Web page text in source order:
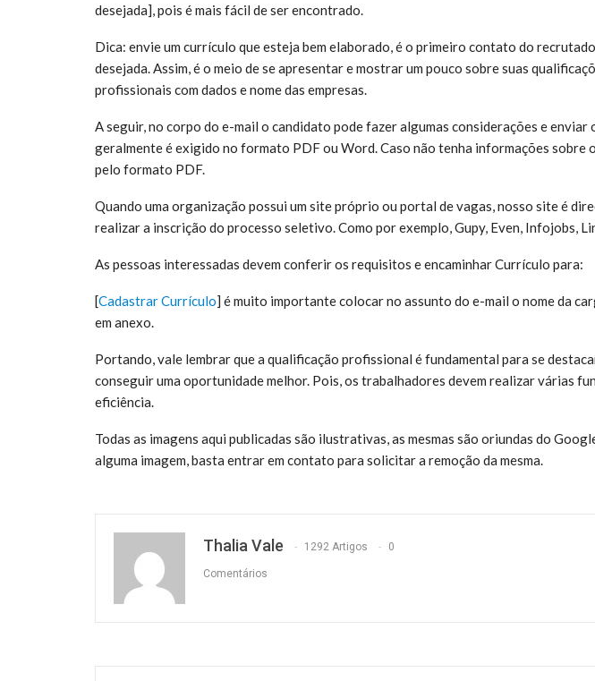
desejada], pois é mais fácil de ser encontrado.
Dica: envie um currículo que esteja bem elaborado, é o primeiro contato do
desejada. Assim, é o meio de se apresentar e mostrar um pouco sobre suas
profissionais com dados e nome das empresas.
A seguir, no corpo do e-mail o candidato pode fazer algumas considerações e enviar
geralmente é exigido no formato PDF ou Word. Caso não tenha informações sobre
pelo formato PDF.
Quando uma organização possui um site próprio ou portal de vagas, nosso site é
realizar a inscrição do processo seletivo. Como por exemplo, Gupy, Even, Infojobs,
As pessoas interessadas devem conferir os requisitos e encaminhar Currículo para:
[Cadastrar Currículo] é muito importante colocar no assunto do e-mail o nome da
em anexo.
Portando, vale lembrar que a qualificação profissional é fundamental para se
conseguir uma oportunidade melhor. Pois, os trabalhadores devem realizar várias
eficiência.
Todas as imagens aqui publicadas são ilustrativas, as mesmas são oriundas do
alguma imagem, basta entrar em contato para solicitar a remoção da mesma.
Thalia Vale 1292 Artigos 0
Comentários